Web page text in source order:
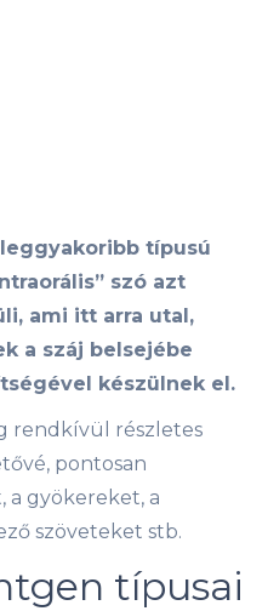
típusú
szó azt
ami itt arra utal,
a száj belsejébe
készülnek el.
rendkívül részletes
pontosan
gyökereket, a
szöveteket stb.
típusai